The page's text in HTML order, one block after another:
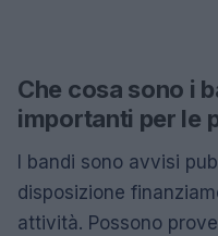
Che cosa sono i
importanti per le
I bandi sono avvisi
disposizione
attività. Possono